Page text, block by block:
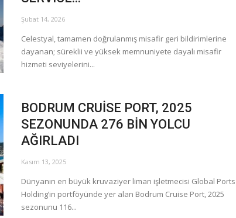
Şubat 14, 2026
Celestyal, tamamen doğrulanmış misafir geri bildirimlerine
dayanan; süreklii ve yüksek memnuniyete dayalı misafir
hizmeti seviyelerini...
BODRUM CRUİSE PORT, 2025
SEZONUNDA 276 BİN YOLCU
AĞIRLADI
Kasım 13, 2025
Dünyanın en büyük kruvaziyer liman işletmecisi Global Ports
Holding’in portföyünde yer alan Bodrum Cruise Port, 2025
sezonunu 116...